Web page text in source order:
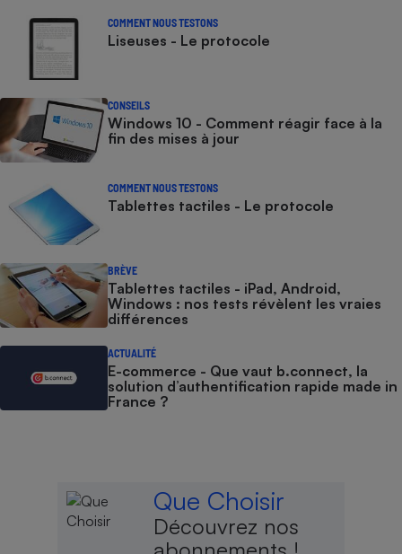
COMMENT NOUS TESTONS
Liseuses - Le protocole
CONSEILS
Windows 10 - Comment réagir face à la
fin des mises à jour
COMMENT NOUS TESTONS
Tablettes tactiles - Le protocole
BRÈVE
Tablettes tactiles - iPad, Android,
Windows : nos tests révèlent les vraies
différences
ACTUALITÉ
E-commerce - Que vaut b.connect, la
solution d’authentification rapide made in
France ?
Que Choisir
Découvrez nos